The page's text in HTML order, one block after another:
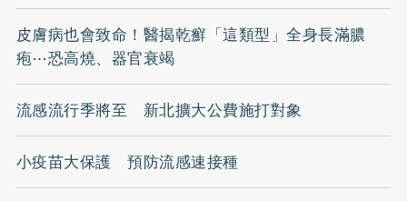
皮膚病也會致命！醫揭乾癬「這類型」全身長滿膿
疱⋯恐高燒、器官衰竭
流感流行季將至 新北擴大公費施打對象
小疫苗大保護 預防流感速接種